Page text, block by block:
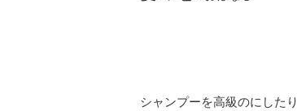
シャンプーを高級のにしたり